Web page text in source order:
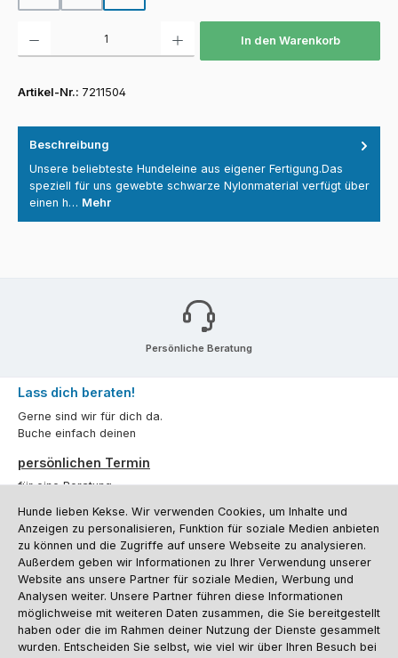
In den Warenkorb
Artikel-Nr.: 7211504
Beschreibung
Unsere beliebteste Hundeleine aus eigener Fertigung.Das
speziell für uns gewebte schwarze Nylonmaterial verfügt über
einen h… Mehr
Persönliche Beratung
Lass dich beraten!
Gerne sind wir für dich da.
Buche einfach deinen
persönlichen Termin
für eine Beratung.
Oder über unserKontaktformular.
Vertrag widerrufen
Kundenservice
Informationen
Hunde lieben Kekse. Wir verwenden Cookies, um Inhalte und
Anzeigen zu personalisieren, Funktion für soziale Medien anbieten
zu können und die Zugriffe auf unsere Webseite zu analysieren.
Außerdem geben wir Informationen zu Ihrer Verwendung unserer
Website ans unsere Partner für soziale Medien, Werbung und
Analysen weiter. Unsere Partner führen diese Informationen
möglichweise mit weiteren Daten zusammen, die Sie bereitgestellt
haben oder die im Rahmen deiner Nutzung der Dienste gesammelt
wurden. Entscheiden Sie selbst, wie viel wir über Ihren Besuch bei